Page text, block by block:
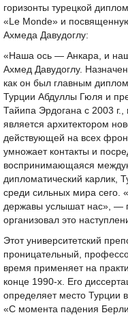
горизонты турецкой
«Le Monde» и
Ахмеда Давудоглу:
«Наша ось — Анкара, и
Ахмед Давудоглу.
как он был главным
Турции Абдуллы Гюля и
Тайипа Эрдогана с 2003
является архитектором
действующей на всех
умножает контакты и
воспринимающаяся
дипломатический карлик,
среди сильных мира сего.
державы услышат нас», —
организовал это
Этот университетский
проницательный,
время применяет на
конце 1990-х. Его
определяет место Турции
«С момента падения